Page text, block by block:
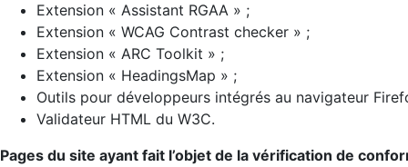
Extension « Assistant RGAA » ;
Extension « WCAG Contrast checker » ;
Extension « ARC Toolkit » ;
Extension « HeadingsMap » ;
Outils pour développeurs intégrés au navigateur
Validateur HTML du W3C.
Pages du site ayant fait l’objet de la vérification de